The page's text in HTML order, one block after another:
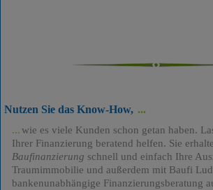
Nutzen Sie das Know-How,
wie es viele Kunden schon getan haben.
Ihrer Finanzierung beratend helfen. Sie
Baufinanzierung schnell und einfach Ihre
Traumimmobilie und außerdem mit Baufi
bankenunabhängige Finanzierungsberatung